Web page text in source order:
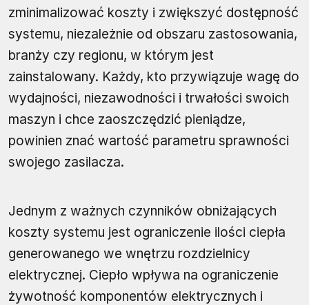
zminimalizować koszty i zwiększyć dostępność
systemu, niezależnie od obszaru zastosowania,
branży czy regionu, w którym jest
zainstalowany. Każdy, kto przywiązuje wagę do
wydajności, niezawodności i trwałości swoich
maszyn i chce zaoszczędzić pieniądze,
powinien znać wartość parametru sprawności
swojego zasilacza.
Jednym z ważnych czynników obniżających
koszty systemu jest ograniczenie ilości ciepła
generowanego we wnętrzu rozdzielnicy
elektrycznej. Ciepło wpływa na ograniczenie
żywotność komponentów elektrycznych i